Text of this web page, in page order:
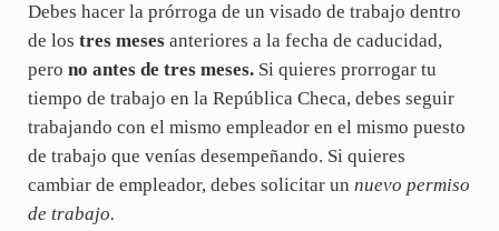
Debes hacer la prórroga de un visado de trabajo dentro
de los tres mesesanteriores a la fecha de caducidad,
pero no antes de tres meses. Si quieres prorrogar tu
tiempo de trabajo en la República Checa, debes seguir
trabajando con el mismo empleador en el mismo puesto
de trabajo que venías desempeñando. Si quieres
cambiar de empleador, debes solicitar un nuevo permiso
de trabajo.